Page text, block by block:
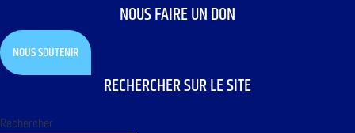
NOUS FAIRE UN DON
NOUS SOUTENIR
RECHERCHER SUR LE SITE
Rechercher